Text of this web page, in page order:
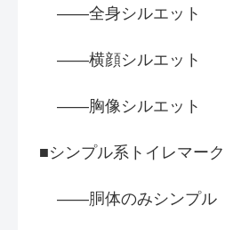
――全身シルエット
――横顔シルエット
――胸像シルエット
■シンプル系トイレマーク
――胴体のみシンプル